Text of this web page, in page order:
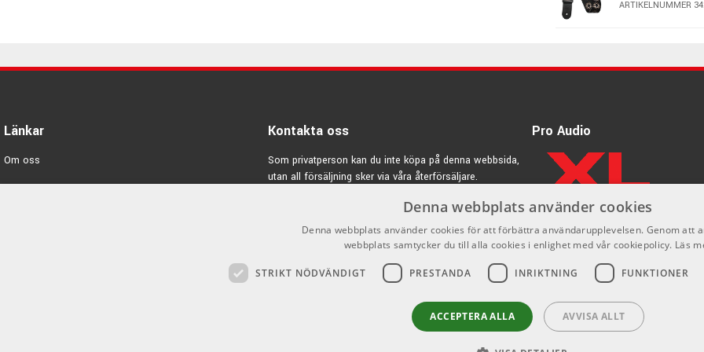
ARTIKELNUMMER
Profile SH25
ARTIKELNUMMER
Profile
ARTIKELNUMMER
Profile TMS022
Mexican Skull
Länkar
Om oss
Varumärken
Kontakta oss
Som privatperson kan du inte köpa på denna webbsida,
utan all försäljning sker via våra återförsäljare.
Pro Audio
Denna webbplats använder cookies
Denna webbplats använder cookies för att förbättra användarupplevelsen. Genom att
webbplats samtycker du till alla cookies i enlighet med vår cookiepolicy. Läs
STRIKT NÖDVÄNDIGT PRESTANDA INRIKTNING FUNKTIONER
ACCEPTERA ALLA AVVISA ALLT